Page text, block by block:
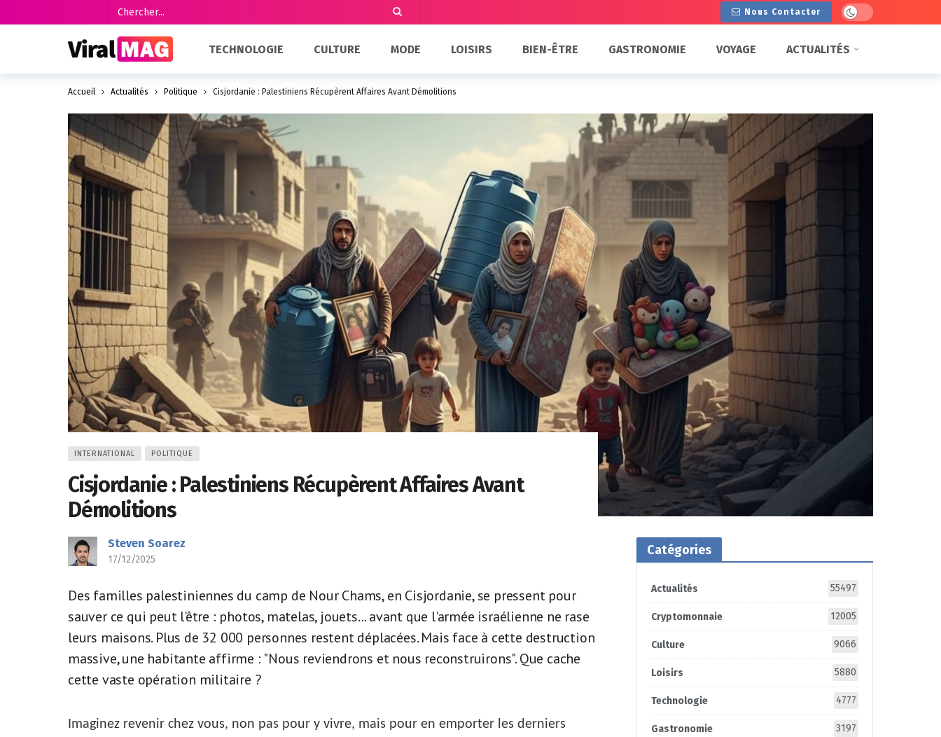
Nous Contacter Dark mode
TECHNOLOGIE CULTURE MODE LOISIRS BIEN-ÊTRE GASTRONOMIE VOYAGE ACTUALITÉS
Accueil Actualités Politique Cisjordanie : Palestiniens Récupèrent Affaires Avant Démolitions
INTERNATIONAL POLITIQUE
Cisjordanie : Palestiniens Récupèrent Affaires Avant
Démolitions
Steven Soarez
17/12/2025
Des familles palestiniennes du camp de Nour Chams, en Cisjordanie, se pressent pour
sauver ce qui peut l'être : photos, matelas, jouets... avant que l'armée israélienne ne rase
leurs maisons. Plus de 32 000 personnes restent déplacées. Mais face à cette destruction
massive, une habitante affirme : "Nous reviendrons et nous reconstruirons". Que cache
cette vaste opération militaire ?
Imaginez revenir chez vous, non pas pour y vivre, mais pour en emporter les derniers
Catégories
Actualités 55497
Cryptomonnaie 12005
Culture 9066
Loisirs 5880
Technologie 4777
Gastronomie 3197